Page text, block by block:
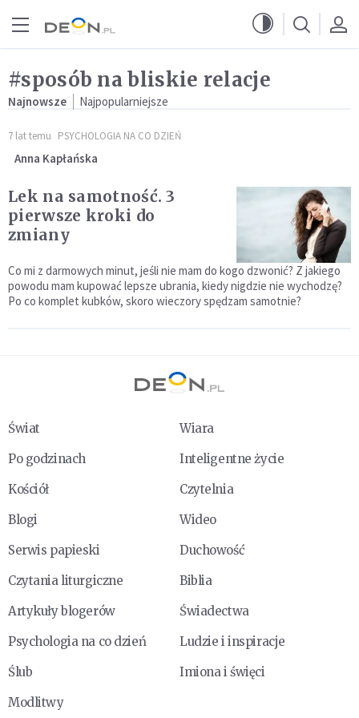
#sposób na bliskie relacje
Najnowsze Najpopularniejsze
7 lat temu PSYCHOLOGIA NA CO DZIEŃ
Anna Kapłańska
Lek na samotność. 3
pierwsze kroki do
zmiany
Co mi z darmowych minut, jeśli nie mam do kogo dzwonić? Z jakiego
powodu mam kupować lepsze ubrania, kiedy nigdzie nie wychodzę?
Po co komplet kubków, skoro wieczory spędzam samotnie?
Świat
Wiara
Po godzinach
Inteligentne życie
Kościół
Czytelnia
Blogi
Wideo
Serwis papieski
Duchowość
Czytania liturgiczne
Biblia
Artykuły blogerów
Świadectwa
Psychologia na co dzień
Ludzie i inspiracje
Ślub
Imiona i święci
Modlitwy